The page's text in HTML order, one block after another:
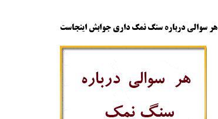
هر سوالی درباره سنگ نمک داری جوابش اینجاست